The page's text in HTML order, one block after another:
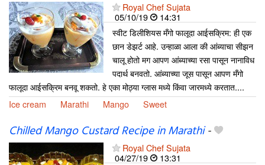
Royal Chef Sujata
05/10/19
14:31
स्वीट डिलीशियस मँगो फालूदा आईसक्रिम: ही एक
छान डेझर्ट आहे. उन्हाळा आला की आंब्याचा सीझन
चालू होतो मग आपण आंब्याच्या रसा पासून नानाविध
पदार्थ बनवतो. आंब्याच्या जूस पासून आपण मँगो
फालूदा आईसक्रिम बनवू शकतो. हे एका मोठ्या ग्लास मध्ये किंवा जारमध्ये करतात....
Ice cream
Marathi Mango Sweet
Chilled Mango Custard Recipe in Marathi-
Royal Chef Sujata
04/27/19
13:31